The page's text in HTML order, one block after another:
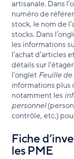
artisanale. Dans
numéro de
stock, le nom de
stocks. Dans
les informations
l’achat d’articles
détails sur
l’onglet Feuille de
informations plus
notamment les
personnel
contrôle, etc.)
Fiche
les PME